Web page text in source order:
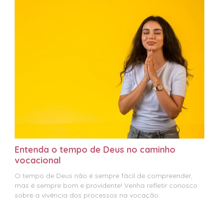
Entenda o tempo de Deus no caminho
vocacional
O tempo de Deus não é sempre fácil de compreender,
mas é sempre bom e providente! Venha refletir conosco
sobre a vivência dos processos na vocação.